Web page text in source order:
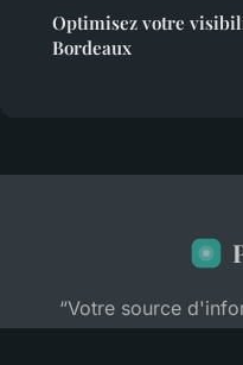
Optimisez votre
Bordeaux
“Votre source